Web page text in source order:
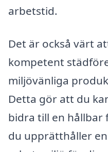
arbetstid.
Det är också värt
kompetent
miljövänliga
Detta gör att du
bidra till en hållbar
du upprätthåller